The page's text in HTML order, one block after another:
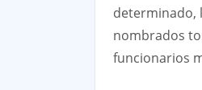
determinado,
nombrados
funcionarios